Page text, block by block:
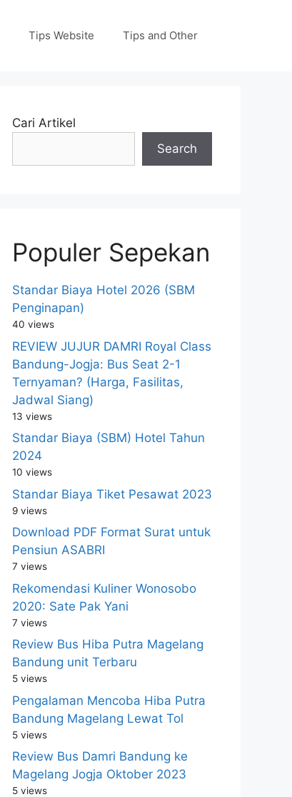
Tips Website Tips and Other
Cari Artikel
Search
Populer Sepekan
Standar Biaya Hotel 2026 (SBM
Penginapan)
40 views
REVIEW JUJUR DAMRI Royal Class
Bandung-Jogja: Bus Seat 2-1
Ternyaman? (Harga, Fasilitas,
Jadwal Siang)
13 views
Standar Biaya (SBM) Hotel Tahun
2024
10 views
Standar Biaya Tiket Pesawat 2023
9 views
Download PDF Format Surat untuk
Pensiun ASABRI
7 views
Rekomendasi Kuliner Wonosobo
2020: Sate Pak Yani
7 views
Review Bus Hiba Putra Magelang
Bandung unit Terbaru
5 views
Pengalaman Mencoba Hiba Putra
Bandung Magelang Lewat Tol
5 views
Review Bus Damri Bandung ke
Magelang Jogja Oktober 2023
5 views